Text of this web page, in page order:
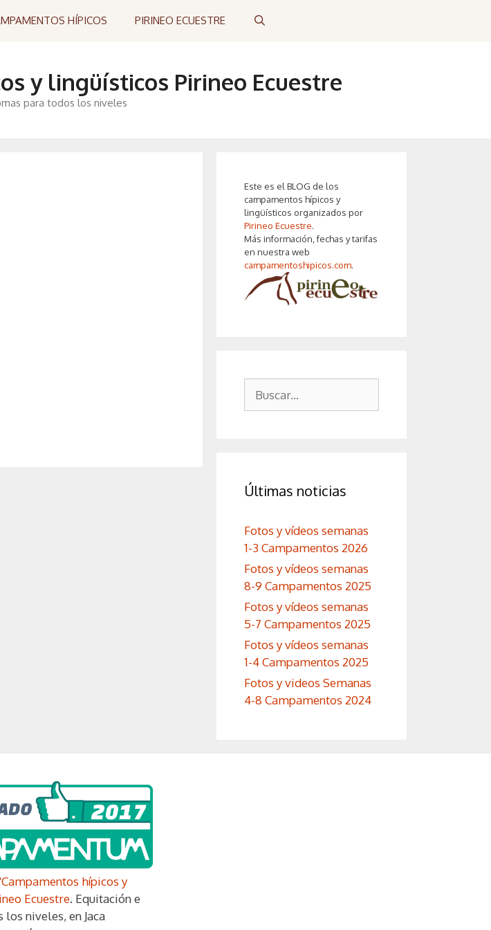
HÍPICOS PIRINEO ECUESTRE
y lingüísticos Pirineo Ecuestre
para todos los niveles
Este es el BLOG de los
campamentos hípicos y
lingüísticos organizados por
Pirineo Ecuestre.
Más información, fechas y tarifas
en nuestra web
campamentoshipicos.com.
Últimas noticias
Fotos y vídeos semanas
1-3 Campamentos 2026
Fotos y vídeos semanas
8-9 Campamentos 2025
Fotos y vídeos semanas
5-7 Campamentos 2025
Fotos y vídeos semanas
1-4 Campamentos 2025
Fotos y videos Semanas
4-8 Campamentos 2024
hípicos y
Ecuestre. Equitación e
niveles, en Jaca